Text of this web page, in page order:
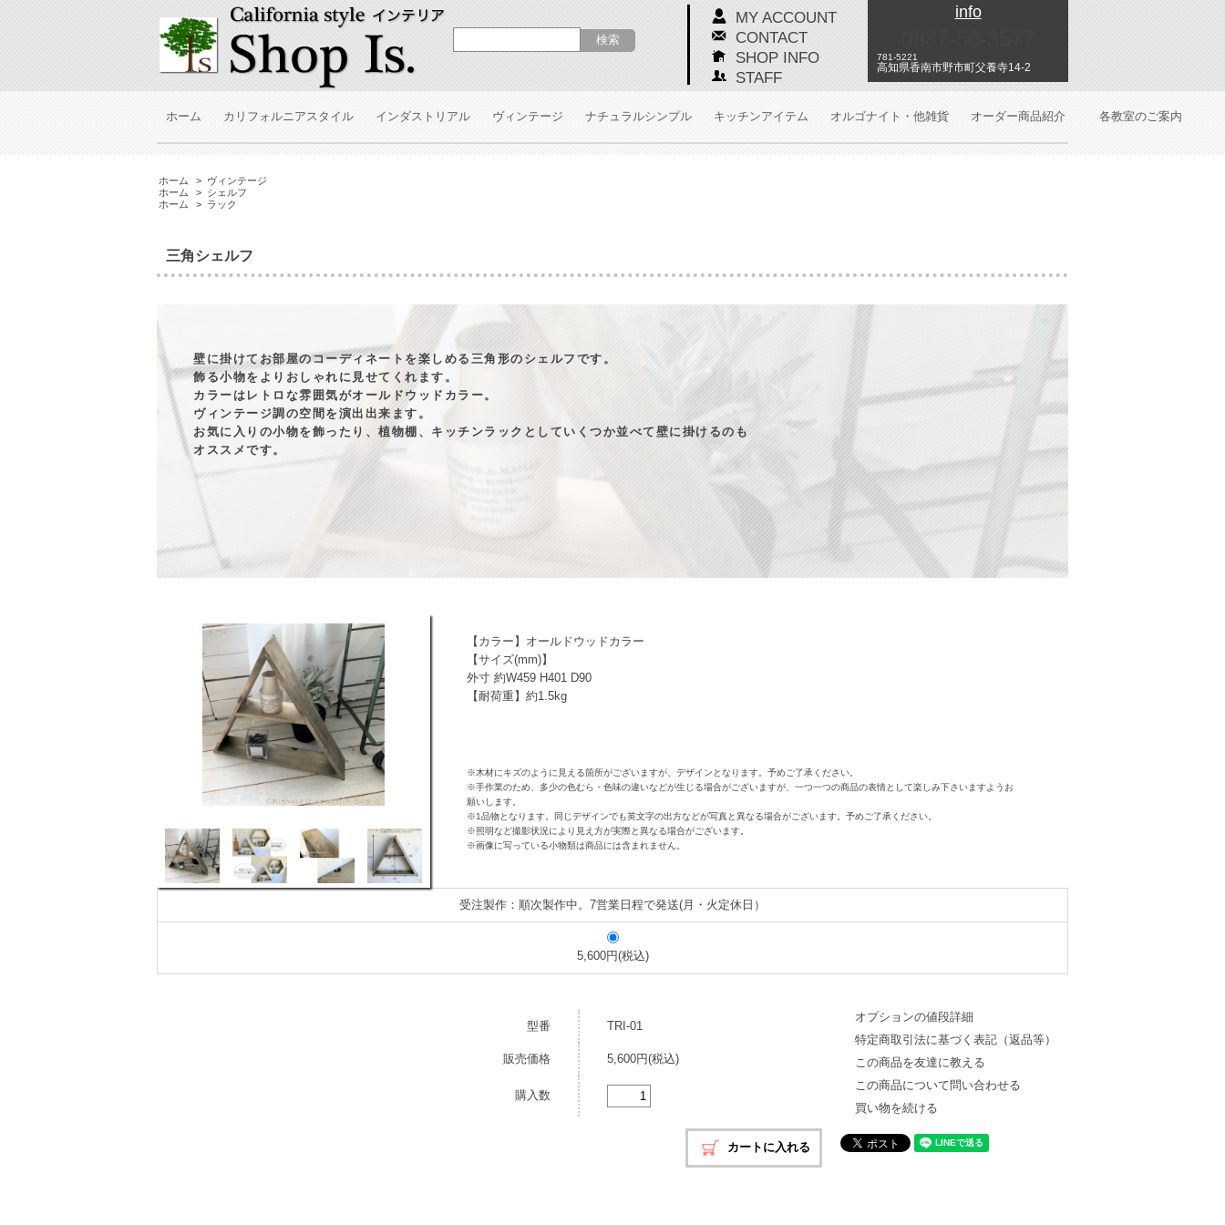
info
781-5221
高知県香南市野市町父養寺14-2
MY ACCOUNT
CONTACT
SHOP INFO
STAFF
ホーム カリフォルニアスタイル インダストリアル ヴィンテージ ナチュラルシンプル キッチンアイテム オルゴナイト・他雑貨 オーダー商品紹介 各教室のご案内
ホーム > ヴィンテージ
ホーム
> シェルフ
ホーム
> ラック
三角シェルフ
壁に掛けてお部屋のコーディネートを楽しめる三角形のシェルフです。
飾る小物をよりおしゃれに見せてくれます。
カラーはレトロな雰囲気がオールドウッドカラー。
ヴィンテージ調の空間を演出出来ます。
お気に入りの小物を飾ったり、植物棚、キッチンラックとしていくつか並べて壁に掛けるのも
オススメです。
【カラー】オールドウッドカラー
【サイズ(mm)】
外寸 約W459 H401 D90
【耐荷重】約1.5kg
※木材にキズのように見える箇所がございますが、デザインとなります。予めご了承ください。
※手作業のため、多少の色むら・色味の違いなどが生じる場合がございますが、一つ一つの商品の表情として楽しみ下さいますようお
願いします。
※1品物となります。同じデザインでも英文字の出方などが写真と異なる場合がございます。予めご了承ください。
※照明など撮影状況により見え方が実際と異なる場合がございます。
※画像に写っている小物類は商品には含まれません。
受注製作：順次製作中。7営業日程で発送(月・火定休日）
5,600円(税込)
型番 TRI-01
販売価格 5,600円(税込)
購入数
オプションの値段詳細
特定商取引法に基づく表記（返品等）
この商品を友達に教える
この商品について問い合わせる
買い物を続ける